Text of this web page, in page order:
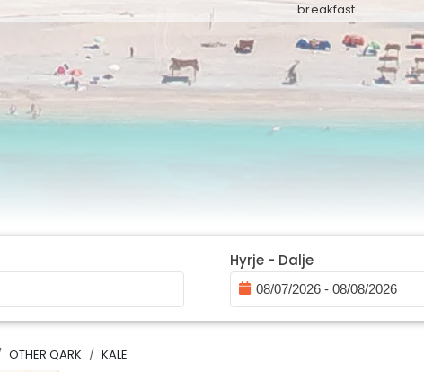
breakfast.
Hyrje - Dalje
OTHER QARK KALE